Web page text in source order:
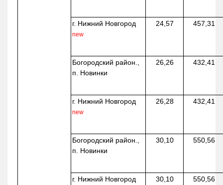
г. Нижний Новгород
new
24,57 457,31
Богородский район.,
п. Новинки
26,26 432,41
г. Нижний Новгород
new
26,28 432,41
Богородский район.,
п. Новинки
30,10 550,56
г. Нижний Новгород 30,10 550,56